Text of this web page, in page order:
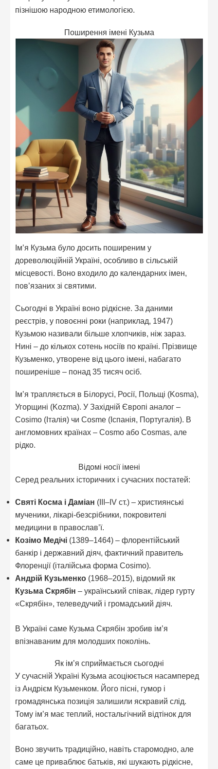
пізнішою народною етимологією.
Поширення імені Кузьма
Ім’я Кузьма було досить поширеним у
дореволюційній Україні, особливо в сільській
місцевості. Воно входило до календарних імен,
пов’язаних зі святими.
Сьогодні в Україні воно рідкісне. За даними
реєстрів, у повоєнні роки (наприклад, 1947)
Кузьмою називали більше хлопчиків, ніж зараз.
Нині – до кількох сотень носіїв по країні. Прізвище
Кузьменко, утворене від цього імені, набагато
поширеніше – понад 35 тисяч осіб.
Ім’я трапляється в Білорусі, Росії, Польщі (Kosma),
Угорщині (Kozma). У Західній Європі аналог –
Cosimo (Італія) чи Cosme (Іспанія, Португалія). В
англомовних країнах – Cosmo або Cosmas, але
рідко.
Відомі носії імені
Серед реальних історичних і сучасних постатей:
Святі Косма і Даміан (III–IV ст.) – християнські
мученики, лікарі-безсрібники, покровителі
медицини в православ’ї.
Козімо Медічі (1389–1464) – флорентійський
банкір і державний діяч, фактичний правитель
Флоренції (італійська форма Cosimo).
Андрій Кузьменко (1968–2015), відомий як
Кузьма Скрябін – український співак, лідер гурту
«Скрябін», телеведучий і громадський діяч.
В Україні саме Кузьма Скрябін зробив ім’я
впізнаваним для молодших поколінь.
Як ім’я сприймається сьогодні
У сучасній Україні Кузьма асоціюється насамперед
із Андрієм Кузьменком. Його пісні, гумор і
громадянська позиція залишили яскравий слід.
Тому ім’я має теплий, ностальгічний відтінок для
багатьох.
Воно звучить традиційно, навіть старомодно, але
саме це приваблює батьків, які шукають рідкісне,